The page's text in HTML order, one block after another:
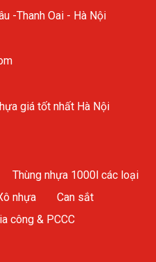
-Thanh Oai - Hà Nội
giá tốt nhất Hà Nội
Thùng nhựa 1000l các loại
nhựa
Can sắt
công & PCCC